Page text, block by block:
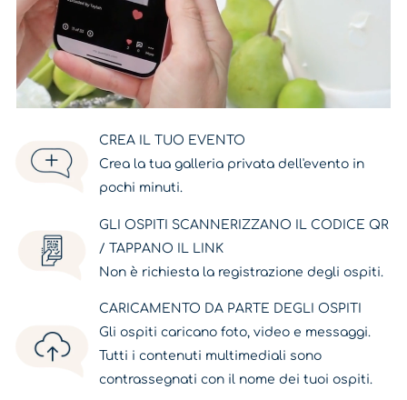
CREA IL TUO EVENTO
Crea la tua galleria privata dell'evento in
pochi minuti.
GLI OSPITI SCANNERIZZANO IL CODICE QR
/ TAPPANO IL LINK
Non è richiesta la registrazione degli ospiti.
CARICAMENTO DA PARTE DEGLI OSPITI
Gli ospiti caricano foto, video e messaggi.
Tutti i contenuti multimediali sono
contrassegnati con il nome dei tuoi ospiti.